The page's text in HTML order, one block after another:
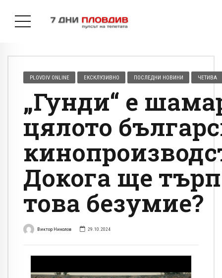
PLOVDIV ONLINE ЕКСКЛУЗИВНО ПОСЛЕДНИ НОВИНИ ЧЕТИВА
„Гунди“ е
цялото
Докога ще
това безумие?
Виктор Николов 29.10.2024